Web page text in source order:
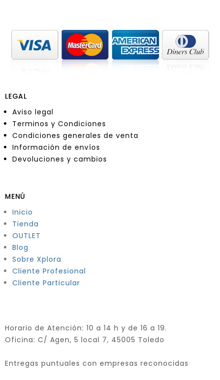
LEGAL
Aviso legal
Terminos y Condiciones
Condiciones generales de venta
Información de envíos
Devoluciones y cambios
MENÚ
Inicio
Tienda
OUTLET
Blog
Sobre Xplora
Cliente Profesional
Cliente Particular
Horario de Atención: 10 a 14 h y de 16 a 19.
Oficina: C/ Agen, 5 local 7, 45005 Toledo
Entregas puntuales con empresas reconocidas